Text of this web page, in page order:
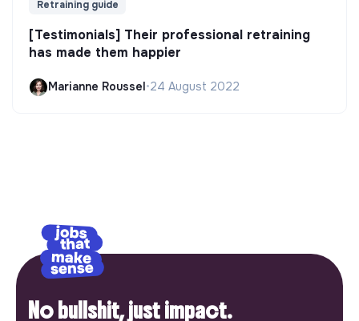
Retraining guide
[Testimonials] Their professional retraining
has made them happier
Marianne Roussel •24 August 2022
No bullshit, just impact.